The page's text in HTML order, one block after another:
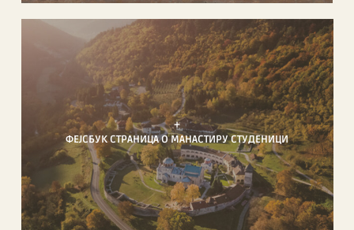
+
ФЕЈСБУК СТРАНИЦА О МАНАСТИРУ СТУДЕНИЦИ